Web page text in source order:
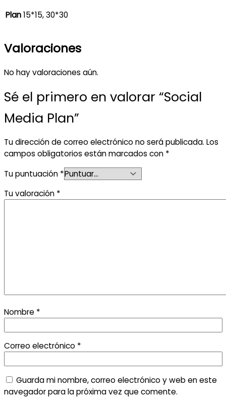
Plan15*15, 30*30
Valoraciones
No hay valoraciones aún.
Sé el primero en valorar “Social
Media Plan”
Tu dirección de correo electrónico no será publicada. Los
campos obligatorios están marcados con *
Tu puntuación *
Tu valoración *
Nombre *
Correo electrónico *
Guarda mi nombre, correo electrónico y web en este
navegador para la próxima vez que comente.